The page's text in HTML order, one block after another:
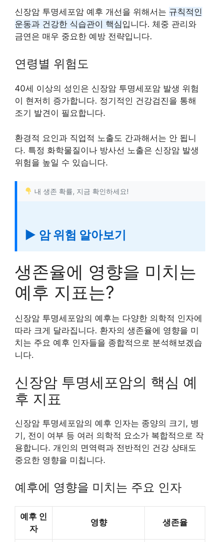
신장암 투명세포암 예후 개선을 위해서는 규칙적인
운동과 건강한 식습관이 핵심입니다. 체중 관리와
금연은 매우 중요한 예방 전략입니다.
연령별 위험도
40세 이상의 성인은 신장암 투명세포암 발생 위험
이 현저히 증가합니다. 정기적인 건강검진을 통해
조기 발견이 필요합니다.
환경적 요인과 직업적 노출도 간과해서는 안 됩니
다. 특정 화학물질이나 방사선 노출은 신장암 발생
위험을 높일 수 있습니다.
내 생존 확률, 지금 확인하세요!
▶ 암 위험 알아보기
생존율에 영향을 미치는
예후 지표는?
신장암 투명세포암의 예후는 다양한 의학적 인자에
따라 크게 달라집니다. 환자의 생존율에 영향을 미
치는 주요 예후 인자들을 종합적으로 분석해보겠습
니다.
신장암 투명세포암의 핵심 예
후 지표
신장암 투명세포암의 예후 인자는 종양의 크기, 병
기, 전이 여부 등 여러 의학적 요소가 복합적으로 작
용합니다. 개인의 면역력과 전반적인 건강 상태도
중요한 영향을 미칩니다.
예후에 영향을 미치는 주요 인자
예후 인
자
영향 생존율